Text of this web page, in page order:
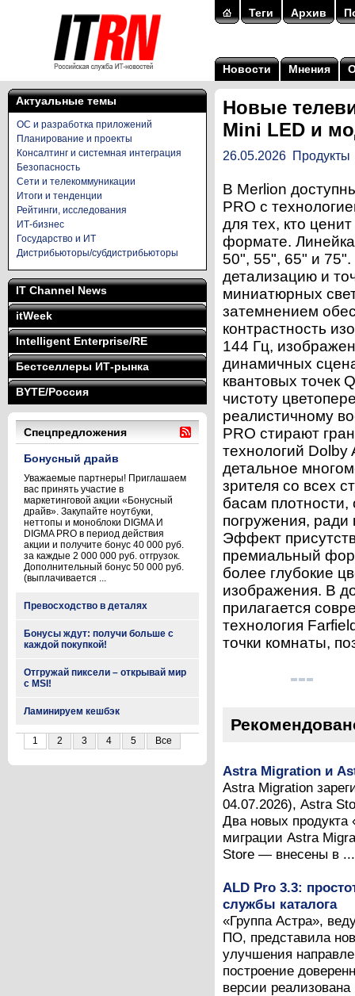
Теги Архив
Новости Мнения
Актуальные темы
ОС и разработка приложений
Планирование и проекты
Консалтинг и системная интеграция
Безопасность
Сети и телекоммуникации
Итоги и тенденции
Рейтинги, исследования
ИТ-бизнес
Государство и ИТ
Дистрибьюторы/субдистрибьюторы
IT Channel News
itWeek
Intelligent Enterprise/RE
Бестселлеры ИТ-рынка
BYTE/Россия
Спецпредложения
Бонусный драйв
Уважаемые партнеры! Приглашаем
вас принять участие в
маркетинговой акции «Бонусный
драйв». Закупайте ноутбуки,
неттопы и моноблоки DIGMA И
DIGMA PRO в период действия
акции и получите бонус 40 000 руб.
за каждые 2 000 000 руб. отгрузок.
Дополнительный бонус 50 000 руб.
(выплачивается ...
Превосходство в деталях
Бонусы ждут: получи больше с
каждой покупкой!
Отгружай пиксели – открывай мир
с MSI!
Ламинируем кешбэк
1 2 3 4 5 Все
Новые
Mini LED и
26.05.2026 Продукты
В Merlion
PRO с
для тех, кто
формате.
50", 55", 65" и 75".
детализацию и
миниатюрных
затемнением
контрастность
144 Гц,
динамичных
квантовых точек
чистоту
реалистичному
PRO стирают
технологий Dolby
детальное
зрителя со всех
басам
погружения,
Эффект
премиальный
более глубокие
изображения. В
прилагается
технология
точки комнаты,
Astra Migration и
Astra Migration
04.07.2026), Astra
Два новых продукта
миграции Astra
Store — внесены в ...
ALD Pro 3.3:
службы каталога
«Группа Астра»,
ПО, представила
улучшения
построение
версии